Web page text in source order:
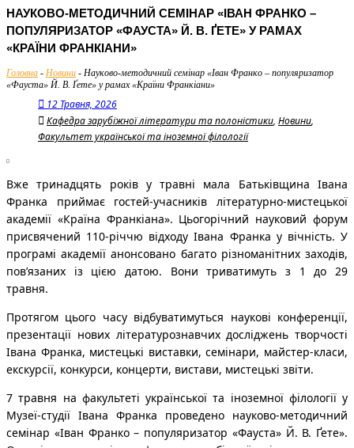
НАУКОВО-МЕТОДИЧНИЙ СЕМІНАР «ІВАН ФРАНКО –
ПОПУЛЯРИЗАТОР «ФАУСТА» Й. В. ҐЕТЕ» У РАМАХ
«КРАЇНИ ФРАНКІАНИ»
Головна - Новини - Науково-методичний семінар «Іван Франко – популяризатор
«Фауста» Й. В. Ґете» у рамах «Країни Франкіани»
12 Травня, 2026
Кафедра зарубіжної літератури та полоністики, Новини,
Факультет української та іноземної філології
Вже тринадцять років у травні мала Батьківщина Івана
Франка приймає гостей-учасників літературно-мистецької
академії «Країна Франкіана». Цьогорічний науковий форум
присвячений 110-річчю відходу Івана Франка у вічність. У
програмі академії анонсовано багато різноманітних заходів,
пов’язаних із цією датою. Вони триватимуть з 1 до 29
травня.
Протягом цього часу відбуватимуться наукові конференції,
презентації нових літературознавчих досліджень творчості
Івана Франка, мистецькі виставки, семінари, майстер-класи,
екскурсії, конкурси, концерти, вистави, мистецькі звіти.
7 травня на факультеті української та іноземної філології у
Музеї-студії Івана Франка проведено науково-методичний
семінар «Іван Франко – популяризатор «Фауста» Й. В. Ґете».